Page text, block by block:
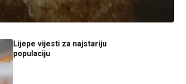
Lijepe vijesti za najstariju
populaciju